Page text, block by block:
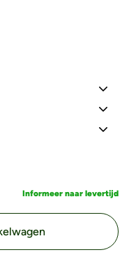
Informeer naar levertijd